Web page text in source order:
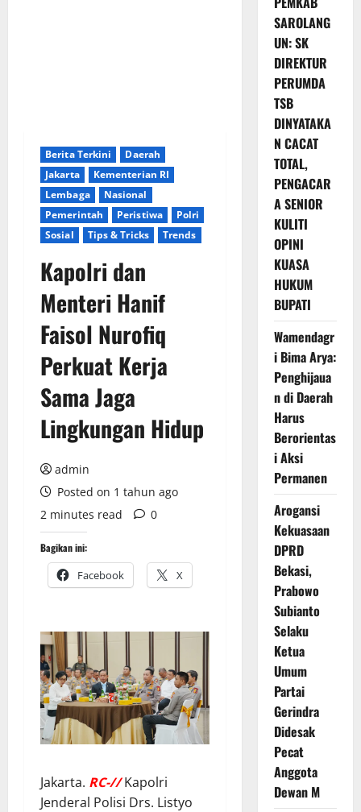
Berita Terkini
Daerah
Jakarta
Kementerian RI
Lembaga
Nasional
Pemerintah
Peristiwa
Polri
Sosial
Tips & Tricks Trends
Kapolri dan
Menteri Hanif
Faisol Nurofiq
Perkuat Kerja
Sama Jaga
Lingkungan Hidup
admin
Posted on 1 tahun ago
2 minutes read
0
Bagikan ini:
Facebook X
Jakarta. RC-//Kapolri
Jenderal Polisi Drs. Listyo
SAROLANG
UN: SK
DIREKTUR
PERUMDA
TSB
DINYATAKA
N CACAT
TOTAL,
PENGACAR
A SENIOR
KULITI
OPINI
KUASA
HUKUM
BUPATI
Wamendagr
i Bima Arya:
Penghijaua
n di Daerah
Harus
Berorientas
i Aksi
Permanen
Arogansi
Kekuasaan
DPRD
Bekasi,
Prabowo
Subianto
Selaku
Ketua
Umum
Partai
Gerindra
Didesak
Pecat
Anggota
Dewan M